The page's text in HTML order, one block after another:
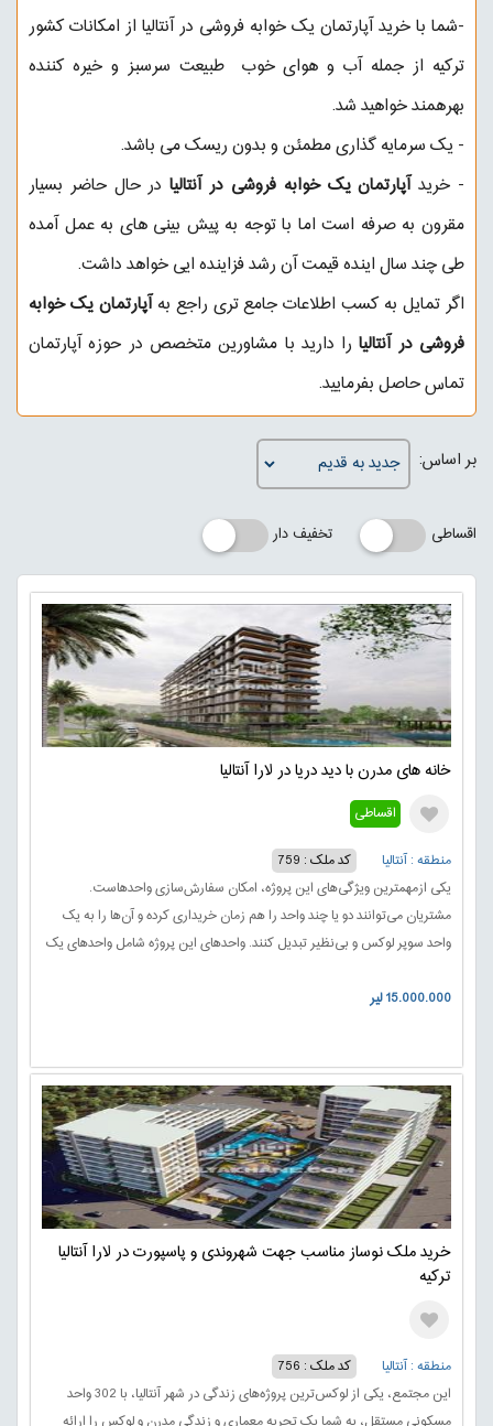
-شما با خرید آپارتمان یک خوابه فروشی در آنتالیا از امکانات کشور
ترکیه از جمله آب و هوای خوب طبیعت سرسبز و خیره کننده
بهرهمند خواهید شد.
- یک سرمایه گذاری مطمئن و بدون ریسک می باشد.
- خریدآپارتمان یک خوابه فروشی در آنتالیادر حال حاضر بسیار
مقرون به صرفه است اما با توجه به پیش بینی های به عمل آمده
طی چند سال اینده قیمت آن رشد فزاینده ایی خواهد داشت.
اگر تمایل به کسب اطلاعات جامع تری راجع بهآپارتمان یک خوابه
فروشی در آنتالیارا دارید با مشاورین متخصص در حوزه آپارتمان
تماس حاصل بفرمایید.
بر اساس:
اقساطی تخفیف دار
خانه های مدرن با دید دریا در لارا آنتالیا
اقساطی
منطقه : آنتالیا
کد ملک : 759
یکی ازمهمترین ویژگی‌های این پروژه، امکان سفارش‌سازی واحدهاست.
مشتریان می‌توانند دو یا چند واحد را هم زمان خریداری کرده و آن‌ها را به یک
واحد سوپر لوکس و بی‌نظیر تبدیل کنند. واحدهای این پروژه شامل واحدهای یک
فردی دارند و به تمام نیازها و سلایق مختلف پاسخ می‌دهند.
15.000.000 لیر
خرید ملک نوساز مناسب جهت شهروندی و پاسپورت در لارا آنتالیا
ترکیه
منطقه : آنتالیا
کد ملک : 756
این مجتمع، یکی از لوکس‌ترین پروژه‌های زندگی در شهر آنتالیا، با 302 واحد